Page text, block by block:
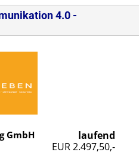
4.0 -
laufend
EUR 2.497,50,-
GmbH